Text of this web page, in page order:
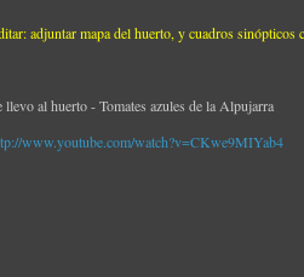
adjuntar mapa del huerto, y cuadros
llevo al huerto - Tomates azules de la Alpujarra
www.youtube.com/watch?v=CKwe9MIYab4